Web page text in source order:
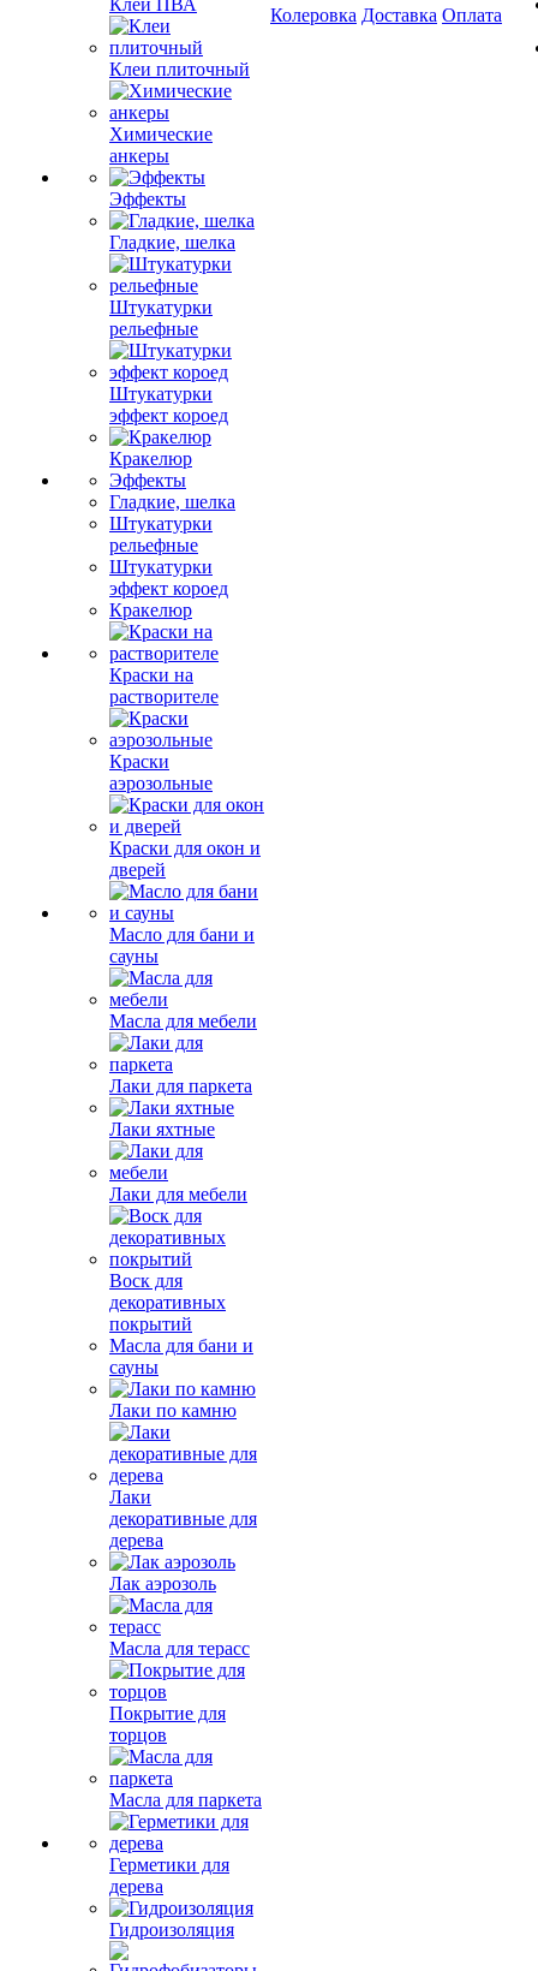
Клеи ПВА
Клеи плиточный
Химические
анкеры
Эффекты
Гладкие, шелка
Штукатурки
рельефные
Штукатурки
эффект короед
Кракелюр
Эффекты
Гладкие, шелка
Штукатурки
рельефные
Штукатурки
эффект короед
Кракелюр
Краски на
растворителе
Краски
аэрозольные
Краски для окон и
дверей
Масло для бани и
сауны
Масла для мебели
Лаки для паркета
Лаки яхтные
Лаки для мебели
Воск для
декоративных
покрытий
Масла для бани и
сауны
Лаки по камню
Лаки
декоративные для
дерева
Лак аэрозоль
Масла для терасс
Покрытие для
торцов
Масла для паркета
Герметики для
дерева
Гидроизоляция
Колеровка Доставка Оплата